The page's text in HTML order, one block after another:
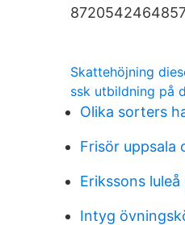
Skattehöjning
ssk utbildning på
Olika sorters
Frisör uppsala
Erikssons
Intyg